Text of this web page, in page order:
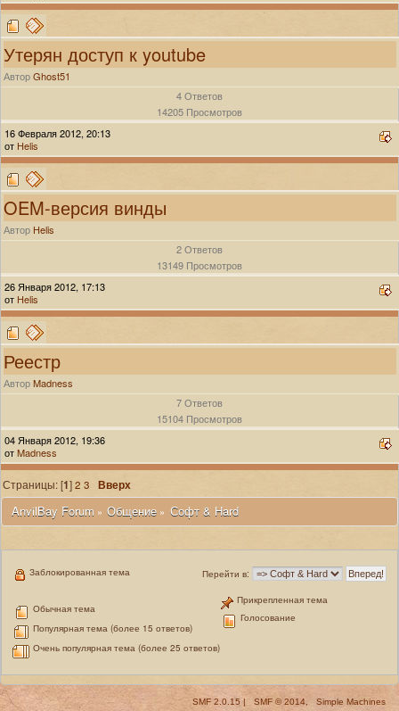
Утерян доступ к youtube
АвторGhost51
4 Ответов
14205 Просмотров
16 Февраля 2012, 20:13
от Helis
OEM-версия винды
Автор Helis
2 Ответов
13149 Просмотров
26 Января 2012, 17:13
от Helis
Реестр
АвторMadness
7 Ответов
15104 Просмотров
04 Января 2012, 19:36
отMadness
Страницы: [1]2 3 Вверх
AnvilBay Forum » Общение » Софт & Hard
Перейти в:
Обычная тема
Популярная тема (более 15 ответов)
Очень популярная тема (более 25 ответов)
Заблокированная тема
Прикрепленная тема
Голосование
SMF 2.0.15 | SMF © 2014 Simple Machines